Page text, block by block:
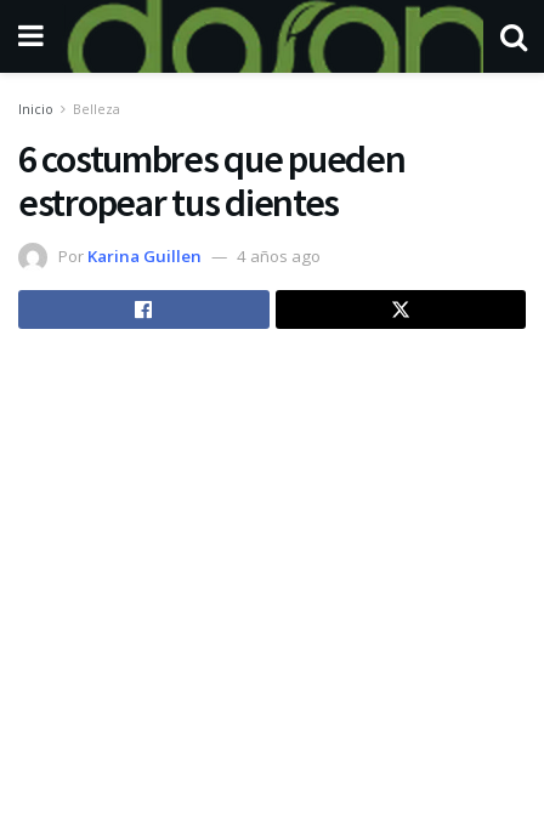
Inicio Belleza
6 costumbres que pueden
estropear tus dientes
Por Karina Guillen 4 años ago